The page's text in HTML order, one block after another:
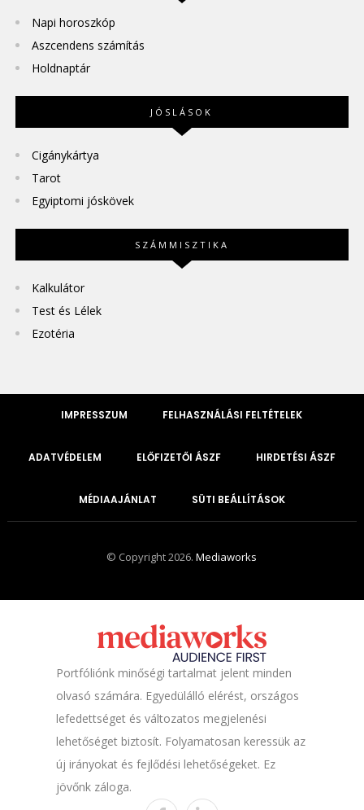
Napi horoszkóp
Aszcendens számítás
Holdnaptár
JÓSLÁSOK
Cigánykártya
Tarot
Egyiptomi jóskövek
SZÁMMISZTIKA
Kalkulátor
Test és Lélek
Ezotéria
IMPRESSZUM FELHASZNÁLÁSI FELTÉTELEK
ADATVÉDELEM ELŐFIZETŐI ÁSZF HIRDETÉSI ÁSZF
MÉDIAAJÁNLAT SÜTI BEÁLLÍTÁSOK
© Copyright 2026.Mediaworks
Portfóliónk minőségi tartalmat jelent minden
olvasó számára. Egyedülálló elérést, országos
lefedettséget és változatos megjelenési
lehetőséget biztosít. Folyamatosan keressük az
új irányokat és fejlődési lehetőségeket. Ez
jövőnk záloga.